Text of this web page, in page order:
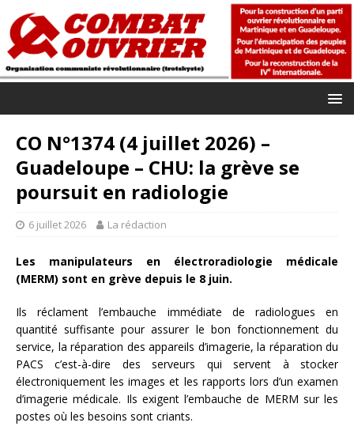
CO N°1374 (4 juillet 2026) –
Guadeloupe – CHU: la grève se
poursuit en radiologie
6 juillet 2026 La rédaction
Les manipulateurs en électroradiologie médicale
(MERM) sont en grève depuis le 8 juin.
Ils réclament l’embauche immédiate de radiologues en
quantité suffisante pour assurer le bon fonctionnement du
service, la réparation des appareils d’imagerie, la réparation du
PACS c’est-à-dire des serveurs qui servent à stocker
électroniquement les images et les rapports lors d’un examen
d’imagerie médicale. Ils exigent l’embauche de MERM sur les
postes où les besoins sont criants.